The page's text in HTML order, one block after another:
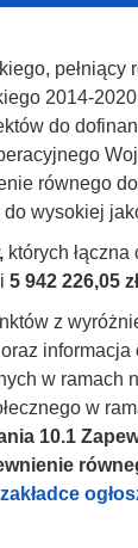
2014-
do
równego
wysokiej
których łączna
5 942 226,05 zł
z
informacja
w
w
10.1
zakładce